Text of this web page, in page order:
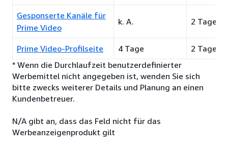
Gesponserte Kanäle für
Prime Video
k. A. 2 Tage
Prime Video-Profilseite 4 Tage
2 Tage
* Wenn die Durchlaufzeit benutzerdefinierter
Werbemittel nicht angegeben ist, wenden Sie sich
bitte zwecks weiterer Details und Planung an einen
Kundenbetreuer.
N/A gibt an, dass das Feld nicht für das
Werbeanzeigenprodukt gilt